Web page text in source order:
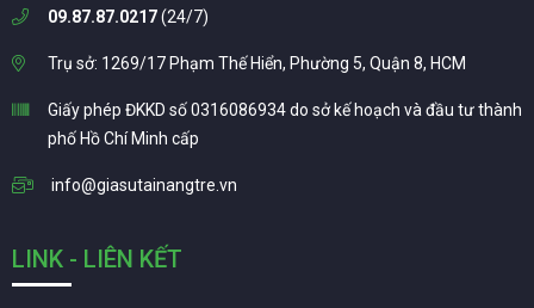
09.87.87.0217(24/7)
Trụ sở: 1269/17 Phạm Thế Hiển, Phường 5, Quận 8, HCM
Giấy phép ĐKKD số 0316086934 do sở kế hoạch và đầu tư thành
phố Hồ Chí Minh cấp
info@giasutainangtre.vn
LINK - LIÊN KẾT